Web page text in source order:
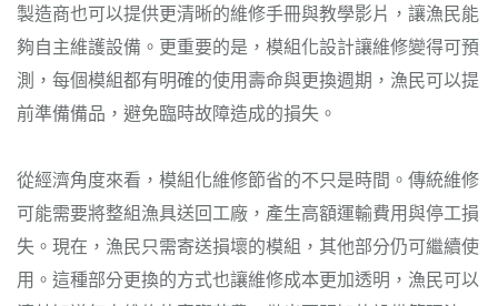
製造商也可以提供更清晰的維修手冊與教學影片，讓漁民能
夠自主維護設備。更重要的是，模組化設計讓維修變得可預
測，每個模組都有明確的使用壽命與更換週期，漁民可以提
前準備備品，避免臨時故障造成的損失。
從經濟角度來看，模組化維修節省的不只是時間。傳統維修
可能需要將整組漁具送回工廠，產生高額運輸費用與停工損
失。現在，漁民只需寄送損壞的模組，其他部分仍可繼續使
用。這種部分更換的方式也讓維修成本更加透明，漁民可以